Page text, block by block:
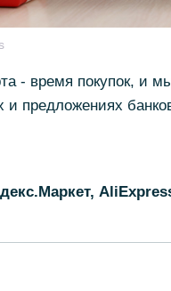
- время покупок, и
предложениях